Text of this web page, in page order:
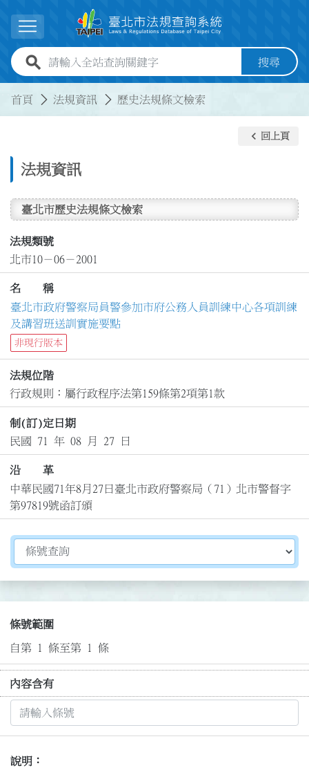
展開選單
全站查詢關鍵字欄位 搜尋
首頁 法規資訊 歷史法規條文檢索
法規資訊
keyboard_arrow_left 回上頁
臺北市歷史法規條文檢索
法規類號
北市10－06－2001
名 稱
臺北市政府警察局員警參加市府公務人員訓練中心各項訓練
及講習班送訓實施要點
非現行版本
法規位階
行政規則：屬行政程序法第159條第2項第1款
制(訂)定日期
民國 71 年 08 月 27 日
沿 革
中華民國71年8月27日臺北市政府警察局（71）北市警督字
第97819號函訂頒
切換選擇法規資訊內容
條號範圍
自第 1 條至第 1 條
內容含有
說明：